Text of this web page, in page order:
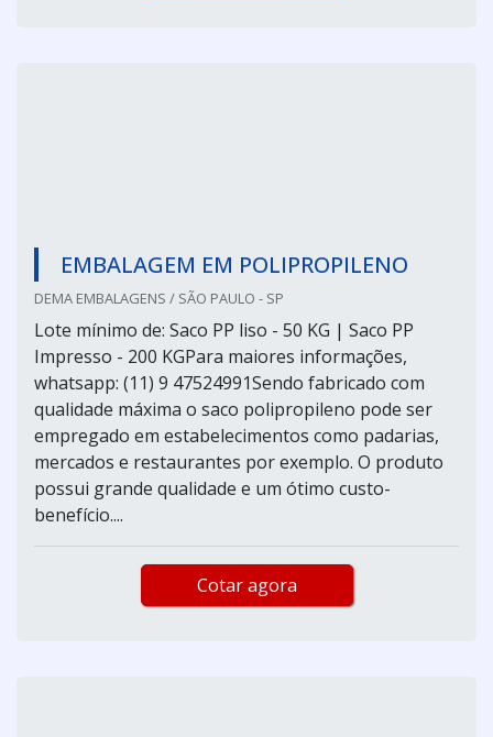
EMBALAGEM EM POLIPROPILENO
DEMA EMBALAGENS / SÃO PAULO - SP
Lote mínimo de: Saco PP liso - 50 KG | Saco PP
Impresso - 200 KGPara maiores informações,
whatsapp: (11) 9 47524991Sendo fabricado com
qualidade máxima o saco polipropileno pode ser
empregado em estabelecimentos como padarias,
mercados e restaurantes por exemplo. O produto
possui grande qualidade e um ótimo custo-
benefício....
Cotar agora